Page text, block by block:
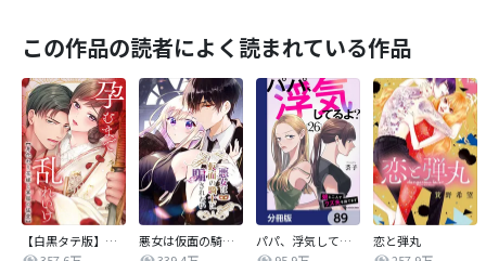
この作品の読者によく読まれている作品
【白黒タテ版】孕むまで乱れいけ～身代わり花嫁と軍服の猛愛
悪女は仮面の騎士に騙されない
パパ、浮気してるよ？娘と二人でクズ夫を捨てます【分冊版】
恋と弾丸